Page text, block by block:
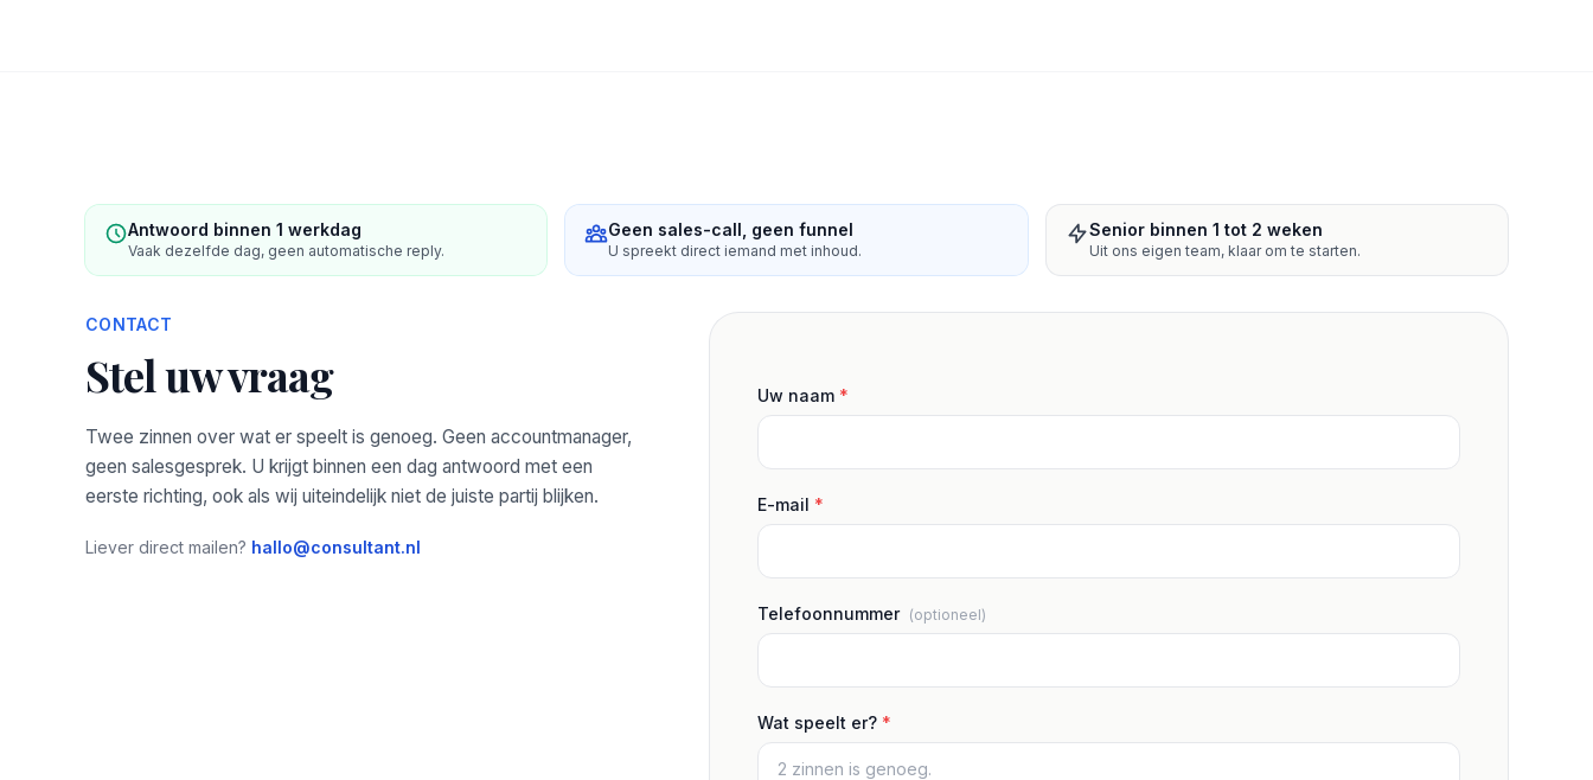
Antwoord binnen 1 werkdag
Vaak dezelfde dag, geen automatische reply.
Geen sales-call, geen funnel
U spreekt direct iemand met inhoud.
Senior binnen 1 tot 2 weken
Uit ons eigen team, klaar om te starten.
CONTACT
Stel uw vraag
Twee zinnen over wat er speelt is genoeg. Geen accountmanager,
geen salesgesprek. U krijgt binnen een dag antwoord met een
eerste richting, ook als wij uiteindelijk niet de juiste partij blijken.
Liever direct mailen? hallo@consultant.nl
Uw naam *
E-mail *
Telefoonnummer (optioneel)
Wat speelt er? *